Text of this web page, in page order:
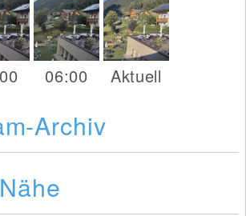
06:00 Aktuell
Archiv